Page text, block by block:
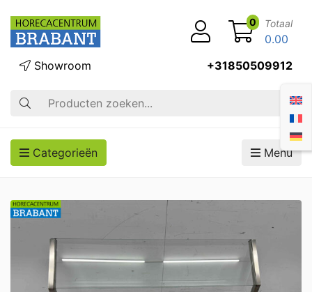
Zoek op
Showroom +31850509912
0 Totaal
0.00
Categorieën Menu